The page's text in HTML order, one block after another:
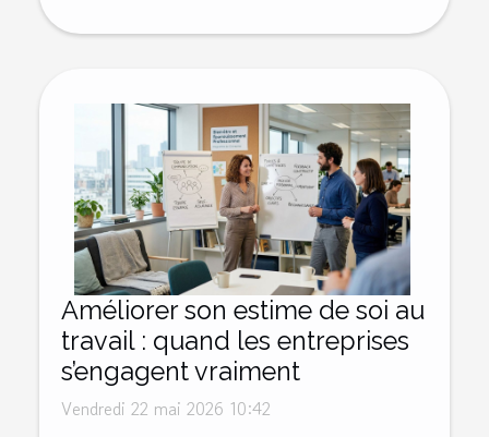
Améliorer son estime de soi au
travail : quand les entreprises
s’engagent vraiment
Vendredi 22 mai 2026 10:42